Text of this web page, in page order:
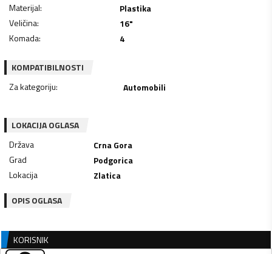
Materijal:
Plastika
Veličina:
16"
Komada: 4
KOMPATIBILNOSTI
Za kategoriju: Automobili
LOKACIJA OGLASA
Država
Crna Gora
Grad
Podgorica
Lokacija
Zlatica
OPIS OGLASA
KORISNIK